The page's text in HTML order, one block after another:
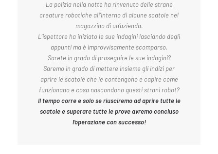
La polizia nella notte ha rinvenuto delle strane
creature robotiche all’interno di alcune scatole nel
magazzino di un’azienda.
L’ispettore ha iniziato le sue indagini lasciando degli
appunti ma è improvvisamente scomparso.
Sarete in grado di proseguire le sue indagini?
Saremo in grado di mettere insieme gli indizi per
aprire le scatole che le contengono e capire come
funzionano e cosa nascondono questi strani robot?
Il tempo corre e solo se riusciremo ad aprire tutte le
scatole e superare tutte le prove avremo concluso
l’operazione con successo!